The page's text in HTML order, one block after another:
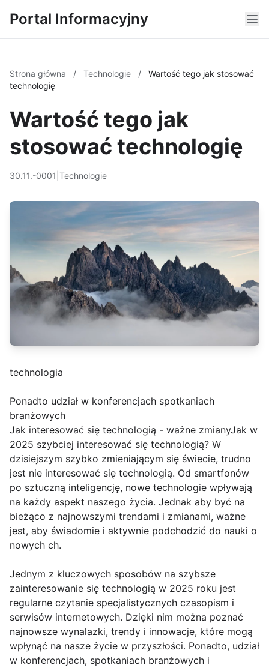
Portal Informacyjny
Strona główna / Technologie /
Wartość tego jak stosować
technologię
Wartość tego jak
stosować technologię
30.11.-0001 Technologie
technologia
Ponadto udział w konferencjach spotkaniach
branżowych
Jak interesować się technologią - ważne zmianyJak w
2025 szybciej interesować się technologią? W
dzisiejszym szybko zmieniającym się świecie, trudno
jest nie interesować się technologią. Od smartfonów
po sztuczną inteligencję, nowe technologie wpływają
na każdy aspekt naszego życia. Jednak aby być na
bieżąco z najnowszymi trendami i zmianami, ważne
jest, aby świadomie i aktywnie podchodzić do nauki o
nowych ch.
Jednym z kluczowych sposobów na szybsze
zainteresowanie się technologią w 2025 roku jest
regularne czytanie specjalistycznych czasopism i
serwisów internetowych. Dzięki nim można poznać
najnowsze wynalazki, trendy i innowacje, które mogą
wpłynąć na nasze życie w przyszłości. Ponadto, udział
w konferencjach, spotkaniach branżowych i